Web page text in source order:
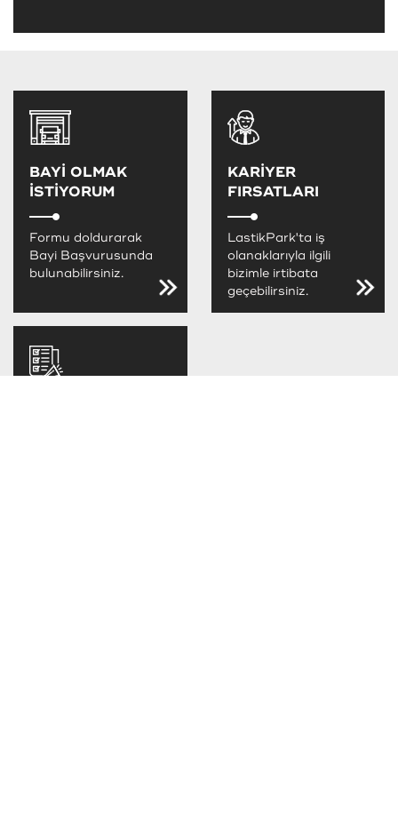
BAYİ OLMAK
İSTİYORUM
Formu doldurarak
Bayi Başvurusunda
bulunabilirsiniz.
KARİYER
FIRSATLARI
LastikPark'ta iş
olanaklarıyla ilgili
bizimle irtibata
geçebilirsiniz.